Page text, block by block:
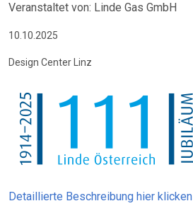
Veranstaltet von: Linde Gas GmbH
10.10.2025
Design Center Linz
Detaillierte Beschreibung hier klicken